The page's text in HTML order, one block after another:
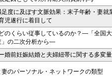
度に及ぼす文脈効果：末子年齢・妻就
児遂行に着目して
のくらい従事しているのか？―「全国
」の二次分析から―
前妊娠結婚と夫婦紐帯に関する多変
のパーソナル・ネットワークの類型